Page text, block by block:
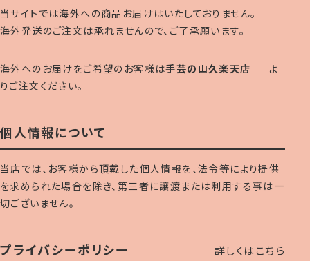
当サイトでは海外への商品お届けはいたしておりません。
海外発送のご注文は承れませんので、ご了承願います。
海外へのお届けをご希望のお客様は手芸の山久楽天店
よ
りご注文ください。
個人情報について
当店では、お客様から頂戴した個人情報を、法令等により提供
を求められた場合を除き、第三者に譲渡または利用する事は一
切ございません。
プライバシーポリシー 詳しくはこちら